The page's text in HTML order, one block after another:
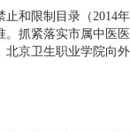
止和限制目录（2014年
。抓紧落实市属中医医
北京卫生职业学院向外